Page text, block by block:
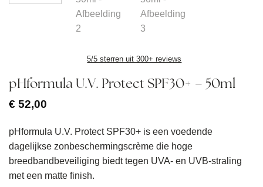
5/5 sterren uit 300+ reviews
pHformula U.V. Protect SPF30+ – 50ml
€ 52,00
pHformula U.V. Protect SPF30+ is een voedende
dagelijkse zonbeschermingscrème die hoge
breedbandbeveiliging biedt tegen UVA- en UVB-straling
met een matte finish.